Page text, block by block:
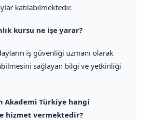
katılabilmektedir.
kursu ne işe yarar?
iş güvenliği uzmanı olarak
sağlayan bilgi ve yetkinliği
Akademi Türkiye hangi
hizmet vermektedir?